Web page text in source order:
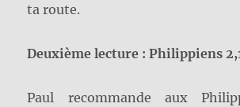
ta route.
Deuxième lecture : Philippiens
Paul recommande aux